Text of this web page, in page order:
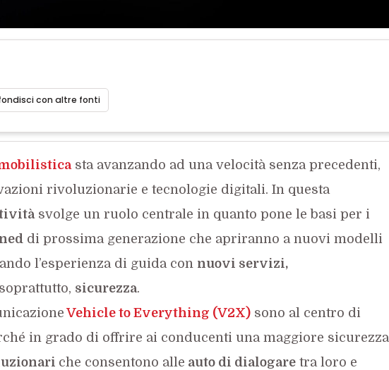
con altre fonti
sta avanzando ad una velocità senza precedenti,
rivoluzionarie e tecnologie digitali. In questa
svolge un ruolo centrale in quanto pone le basi per i
di prossima generazione che apriranno a nuovi modelli
l’esperienza di guida con nuovi servizi,
sicurezza.
Vehicle to Everything (V2X)sono al centro di
in grado di offrire ai conducenti una maggiore sicurezza
che consentono alle auto di dialogaretra loro e